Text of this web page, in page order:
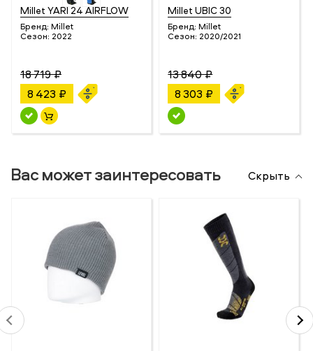
Millet YARI 24 AIRFLOW
Бренд: Millet
Сезон: 2022
18 719 ₽
8 423 ₽
Millet UBIC 30
Бренд: Millet
Сезон: 2020/2021
13 840 ₽
8 303 ₽
Вас может заинтересовать Скрыть